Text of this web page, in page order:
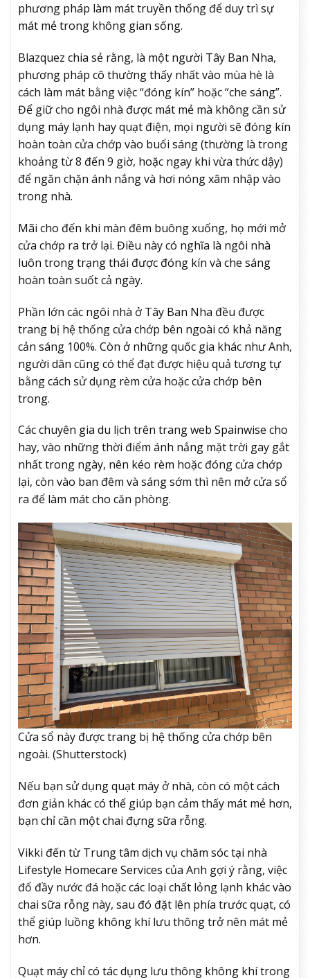
phương pháp làm mát truyền thống để duy trì sự
mát mẻ trong không gian sống.
Blazquez chia sẻ rằng, là một người Tây Ban Nha,
phương pháp cô thường thấy nhất vào mùa hè là
cách làm mát bằng việc “đóng kín” hoặc “che sáng”.
Để giữ cho ngôi nhà được mát mẻ mà không cần sử
dụng máy lạnh hay quạt điện, mọi người sẽ đóng kín
hoàn toàn cửa chớp vào buổi sáng (thường là trong
khoảng từ 8 đến 9 giờ, hoặc ngay khi vừa thức dậy)
để ngăn chặn ánh nắng và hơi nóng xâm nhập vào
trong nhà.
Mãi cho đến khi màn đêm buông xuống, họ mới mở
cửa chớp ra trở lại. Điều này có nghĩa là ngôi nhà
luôn trong trạng thái được đóng kín và che sáng
hoàn toàn suốt cả ngày.
Phần lớn các ngôi nhà ở Tây Ban Nha đều được
trang bị hệ thống cửa chớp bên ngoài có khả năng
cản sáng 100%. Còn ở những quốc gia khác như Anh,
người dân cũng có thể đạt được hiệu quả tương tự
bằng cách sử dụng rèm cửa hoặc cửa chớp bên
trong.
Các chuyên gia du lịch trên trang web Spainwise cho
hay, vào những thời điểm ánh nắng mặt trời gay gắt
nhất trong ngày, nên kéo rèm hoặc đóng cửa chớp
lại, còn vào ban đêm và sáng sớm thì nên mở cửa sổ
ra để làm mát cho căn phòng.
Cửa sổ này được trang bị hệ thống cửa chớp bên
ngoài. (Shutterstock)
Nếu bạn sử dụng quạt máy ở nhà, còn có một cách
đơn giản khác có thể giúp bạn cảm thấy mát mẻ hơn,
bạn chỉ cần một chai đựng sữa rỗng.
Vikki đến từ Trung tâm dịch vụ chăm sóc tại nhà
Lifestyle Homecare Services của Anh gợi ý rằng, việc
đổ đầy nước đá hoặc các loại chất lỏng lạnh khác vào
chai sữa rỗng này, sau đó đặt lên phía trước quạt, có
thể giúp luồng không khí lưu thông trở nên mát mẻ
hơn.
Quạt máy chỉ có tác dụng lưu thông không khí trong